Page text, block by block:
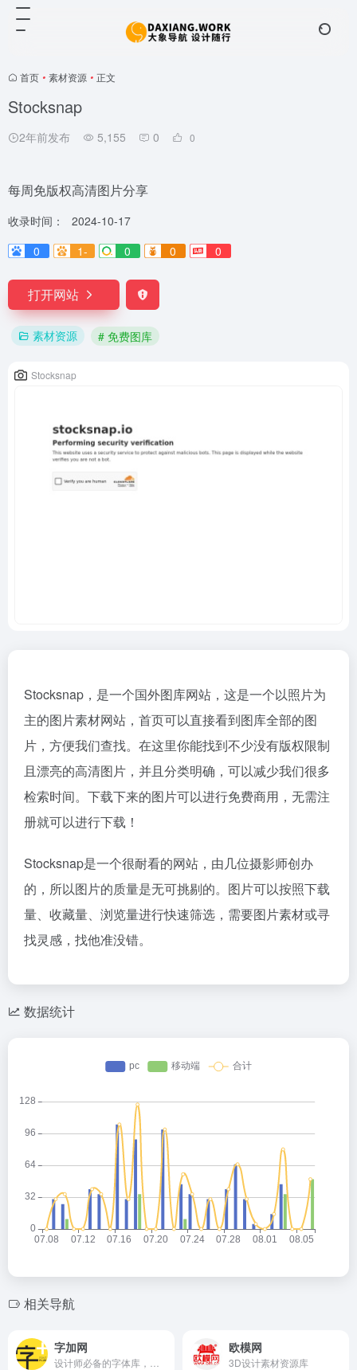
首页 • 素材资源 • 正文
Stocksnap
2年前发布 5,155 0 0
每周免版权高清图片分享
收录时间：
2024-10-17
0
1- 0 0 0
打开网站
素材资源 # 免费图库
Stocksnap
Stocksnap，是一个国外图库网站，这是一个以照片为
主的图片素材网站，首页可以直接看到图库全部的图
片，方便我们查找。在这里你能找到不少没有版权限制
且漂亮的高清图片，并且分类明确，可以减少我们很多
检索时间。下载下来的图片可以进行免费商用，无需注
册就可以进行下载！
Stocksnap是一个很耐看的网站，由几位摄影师创办
的，所以图片的质量是无可挑剔的。图片可以按照下载
量、收藏量、浏览量进行快速筛选，需要图片素材或寻
找灵感，找他准没错。
数据统计
相关导航
字加网 欧模网
3D设计素材资源库